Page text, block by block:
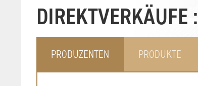
DIREKTVERKÄUFE :
PRODUZENTEN PRODUKTE